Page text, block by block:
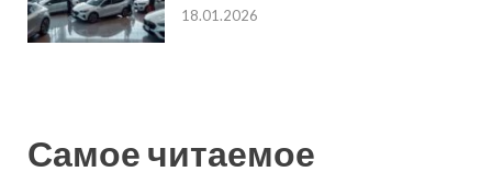
18.01.2026
Самое читаемое